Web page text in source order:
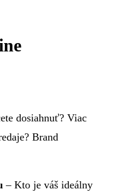
dosiahnuť? Viac
Brand
– Kto je váš ideálny